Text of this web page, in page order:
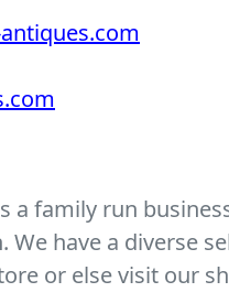
a family run
We have a diverse
or else visit our